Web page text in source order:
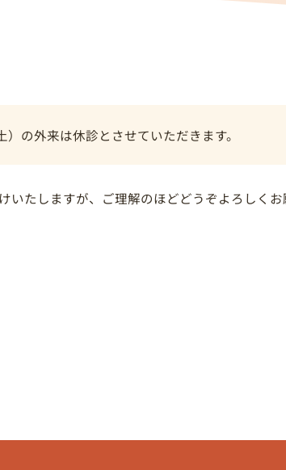
の外来は休診とさせていただきます。
いたしますが、ご理解のほどどうぞよろしく